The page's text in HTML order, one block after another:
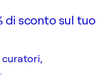
commissione
di sconto sul tuo
curatori,